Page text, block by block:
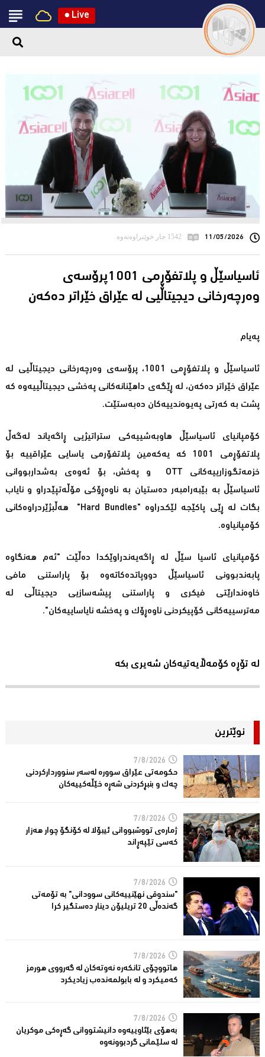
● Live
11/05/2026 1542 جار خوێنراوەتەوە
ئاسیاسێڵ و پلاتفۆڕمی 1001پرۆسەی
وەرچەرخانی دیجیتاڵیی لە عێراق خێراتر دەكەن
پەیام
ئاسیاسێڵ و پلاتفۆڕمی 1001، پرۆسەی وەرچەرخانی دیجیتاڵیی لە
عێراق خێراتر دەكەن، لە ڕێگەی داهێنانەكانی پەخشی دیجیتاڵییەوە كە
پشت بە كەرتی پەیوەندییەكان دەبەستێت.
كۆمپانیای ئاسیاسێڵ هاوبەشییەكی ستراتیژیی ڕاگەیاند لەگەڵ
پلاتفۆڕمی 1001 كە یەكەمین پلاتفۆرمی یاسایی عێراقییە بۆ
خزمەتگوزارییەكانی OTT و پەخش، بۆ ئەوەی بەشداربووانی
ئاسیاسێڵ بە بێبەرامبەر دەستیان بە ناوەڕۆكی مۆڵەتپێدراو و نایاب
بگات لە ڕێی پاكێجە لێكدراوە "Hard Bundles" هەڵبژێردراوەكانی
كۆمپانیاوە.
كۆمپانیای ئاسیا سێڵ لە ڕاگەیەندراوێكدا دەڵێت "ئەم هەنگاوە
پابەندبوونی ئاسیاسێڵ دووپاتدەكاتەوە بۆ پاراستنی مافی
خاوەندارێتی فیكری و پاراستنی پیشەسازیی دیجیتاڵی لە
مەترسییەكانی كۆپیكردنی ناوەڕۆك و پەخشە نایاساییەكان".
لە تۆڕە کۆمەڵایەتیەکان شەیری بکە
نوێترین
7/8/2026
حكومەتى عێراق سوورە لەسەر سنوورداركردنی
چەك و بنبڕكردنی شەڕە خێڵەكییەكان
7/8/2026
ژمارەی تووشبووانی ئیبۆلا لە كۆنگۆ چوار هەزار
كەسى تێپەڕاند
7/8/2026
"سندوقی نهێنییەكانی سوودانی" بە تۆمەتی
گەندەڵی 20 تریلیۆن دینار دەستگیر كرا
7/8/2026
هاتووچۆی تانكەرە نەوتەكان لە گەرووی هورمز
کەمیکرد و لە بابولمەندەب زیادیكرد
7/8/2026
بەهۆی بێئاوییەوە دانیشتووانی گەڕەكی موكریان
لە سلێمانی گردبوونەوە